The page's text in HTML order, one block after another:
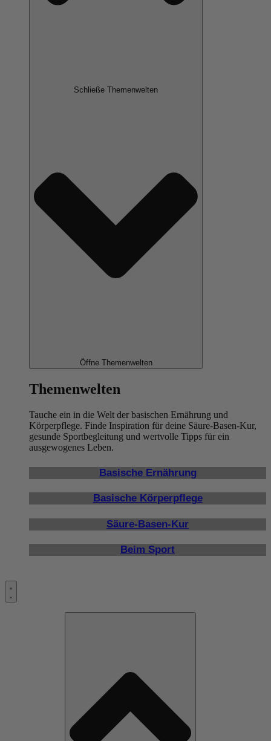
Schließe Themenwelten
Öffne Themenwelten
Themenwelten
Tauche ein in die Welt der basischen Ernährung und
Körperpflege. Finde Inspiration für deine Säure-Basen-Kur,
gesunde Sportbegleitung und wertvolle Tipps für ein
ausgewogenes Leben.
Basische Ernährung
Basische Körperpflege
Säure-Basen-Kur
Beim Sport